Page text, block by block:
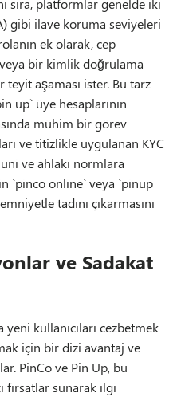
sıra, platformlar genelde iki
gibi ilave koruma seviyeleri
ek olarak, cep
bir kimlik doğrulama
teyit aşaması ister. Bu tarz
up` üye hesaplarının
mühim bir görev
ve titizlikle uygulanan KYC
ve ahlaki normlara
`pinco online` veya `pinup
tadını çıkarmasını
ve Sadakat
kullanıcıları cezbetmek
için bir dizi avantaj ve
PinCo ve Pin Up, bu
fırsatlar sunarak ilgi